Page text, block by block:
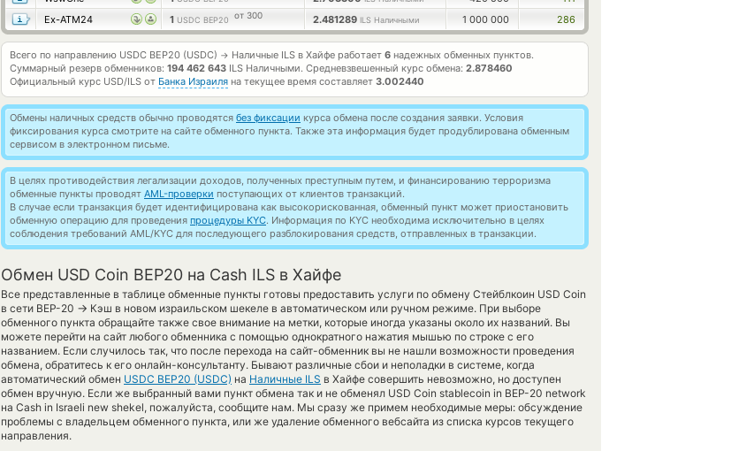
Ex-ATM24
1 USDC BEP20 от 300 2.481289 ILS Наличными 1 000 000 286
Всего по направлению USDC BEP20 (USDC) → Наличные ILS в Хайфе работает 6 надежных обменных пунктов.
Суммарный резерв обменников: 194 462 643 ILS Наличными. Средневзвешенный курс обмена: 2.878460
Официальный курс USD/ILS от Банка Израиля на текущее время составляет 3.002440
Обмены наличных средств обычно проводятся без фиксации курса обмена после создания заявки. Условия
фиксирования курса смотрите на сайте обменного пункта. Также эта информация будет продублирована обменным
сервисом в электронном письме.
В целях противодействия легализации доходов, полученных преступным путем, и финансированию терроризма
обменные пункты проводят AML-проверки поступающих от клиентов транзакций.
В случае если транзакция будет идентифицирована как высокорискованная, обменный пункт может приостановить
обменную операцию для проведения процедуры KYC. Информация по KYC необходима исключительно в целях
соблюдения требований AML/KYC для последующего разблокирования средств, отправленных в транзакции.
Обмен USD Coin BEP20 на Cash ILS в Хайфе
Все представленные в таблице обменные пункты готовы предоставить услуги по обмену Стейблкоин USD Coin
в сети BEP-20 → Кэш в новом израильском шекеле в автоматическом или ручном режиме. При выборе
обменного пункта обращайте также свое внимание на метки, которые иногда указаны около их названий. Вы
можете перейти на сайт любого обменника с помощью однократного нажатия мышью по строке с его
названием. Если случилось так, что после перехода на сайт-обменник вы не нашли возможности проведения
обмена, обратитесь к его онлайн-консультанту. Бывают различные сбои и неполадки в системе, когда
автоматический обмен USDC BEP20 (USDC) на Наличные ILS в Хайфе совершить невозможно, но доступен
обмен вручную. Если же выбранный вами пункт обмена так и не обменял USD Coin stablecoin in BEP-20 network
на Cash in Israeli new shekel, пожалуйста, сообщите нам. Мы сразу же примем необходимые меры: обсуждение
проблемы с владельцем обменного пункта, или же удаление обменного вебсайта из списка курсов текущего
направления.